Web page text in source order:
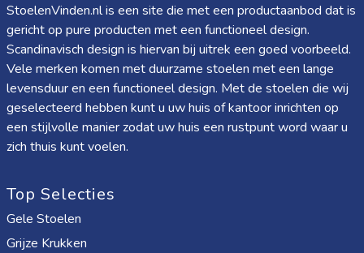
StoelenVinden.nl is een site die met een productaanbod dat is
gericht op pure producten met een functioneel design.
Scandinavisch design is hiervan bij uitrek een goed voorbeeld.
Vele merken komen met duurzame stoelen met een lange
levensduur en een functioneel design. Met de stoelen die wij
geselecteerd hebben kunt u uw huis of kantoor inrichten op
een stijlvolle manier zodat uw huis een rustpunt word waar u
zich thuis kunt voelen.
Top Selecties
Gele Stoelen
Grijze Krukken